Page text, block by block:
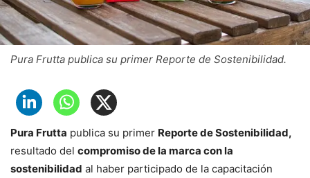
Pura Frutta publica su primer Reporte de Sostenibilidad.
Pura Frutta publica su primer Reporte de Sostenibilidad,
resultado del compromiso de la marca con la
sostenibilidad al haber participado de la capacitación